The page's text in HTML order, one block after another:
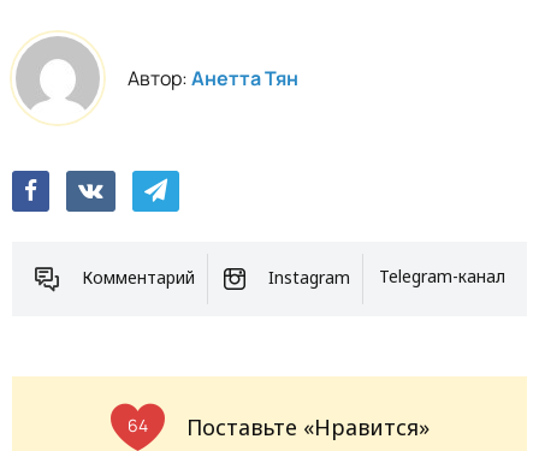
Автор:Анетта Тян
Комментарий Instagram Telegram-канал
64 Поставьте «Нравится»